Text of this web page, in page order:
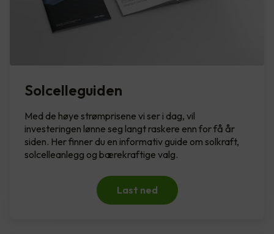
Solcelleguiden
Med de høye strømprisene vi ser i dag, vil
investeringen lønne seg langt raskere enn for få år
siden. Her finner du en informativ guide om solkraft,
solcelleanlegg og bærekraftige valg.
Last ned